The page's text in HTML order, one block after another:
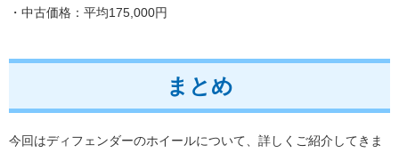
・中古価格：平均175,000円
まとめ
今回はディフェンダーのホイールについて、詳しくご紹介してきま